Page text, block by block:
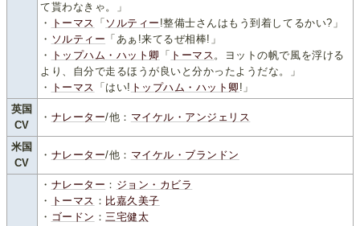
て貰わなきゃ。」
・
トーマス 「 ソルティー !整備士さんはもう到着してるかい?」
・ ソルティー 「あぁ!来てるぜ相棒!」
・
トップハム・ハット卿 「 トーマス。ヨットの帆で風を浮ける
より、自分で走るほうが良いと分かったようだな。」
・
トーマス 「はい! トップハム・ハット卿 !」
英国
CV
・ ナレーター/他： マイケル・アンジェリス
米国
CV
・ ナレーター/他： マイケル・ブランドン
・ ナレーター ： ジョン・カビラ
・
トーマス ： 比嘉久美子
・ ゴードン ：三宅健太